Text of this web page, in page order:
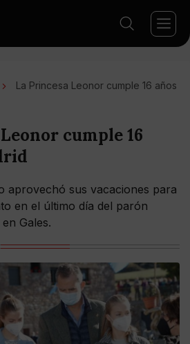
La Princesa Leonor cumple 16 años
cumple 16
aprovechó sus vacaciones para
en el último día del parón
Gales.